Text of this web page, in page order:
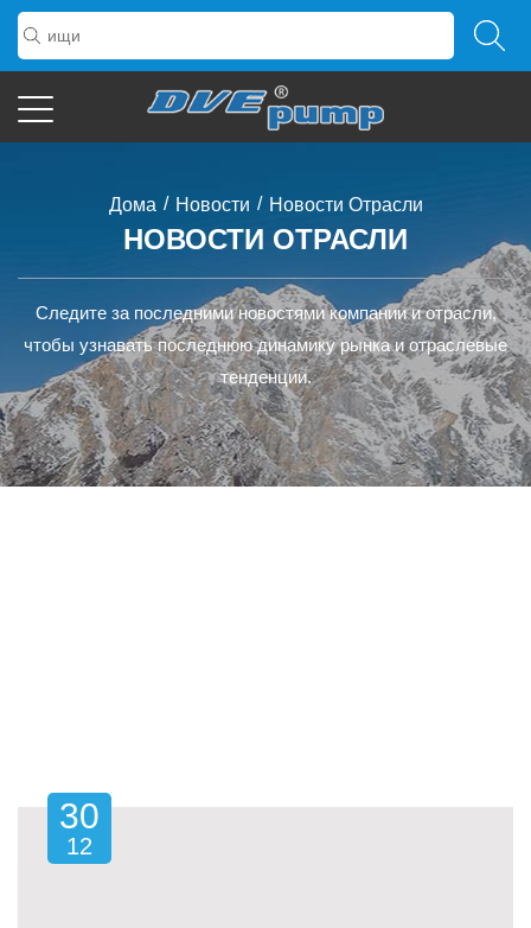
Дома / Новости / Новости Отрасли
НОВОСТИ ОТРАСЛИ
Следите за последними новостями компании и отрасли,
чтобы узнавать последнюю динамику рынка и отраслевые
тенденции.
30
12